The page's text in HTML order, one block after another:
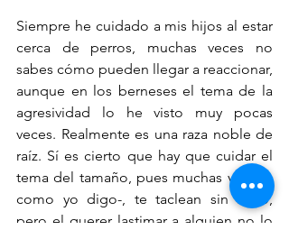
Siempre he cuidado a mis hijos al estar
cerca de perros, muchas veces no
sabes cómo pueden llegar a reaccionar,
aunque en los berneses el tema de la
agresividad lo he visto muy pocas
veces. Realmente es una raza noble de
raíz. Sí es cierto que hay que cuidar el
tema del tamaño, pues muchas veces -
como yo digo-, te taclean sin aviso,
pero el querer lastimar a alguien no lo